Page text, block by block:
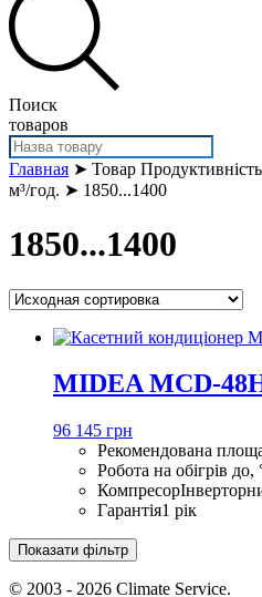
Поиск
товаров
Главная ➤ Товар
м³/год. ➤ 1850...1400
1850...1400
MIDEA MCD-
96 145 грн
Рекомендована
Робота на обігрів до,
Компресор
Гарантія1 рік
Показати фільтр
© 2003 - 2026 Climate Service.